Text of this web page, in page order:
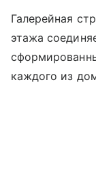
Галерейная
этажа
каждого из